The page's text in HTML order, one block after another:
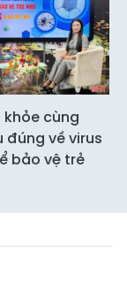
khỏe cùng
đúng về virus
bảo vệ trẻ